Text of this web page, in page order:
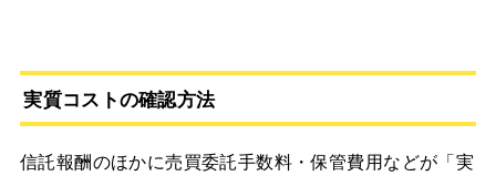
実質コストの確認方法
信託報酬のほかに売買委託手数料・保管費用などが「実